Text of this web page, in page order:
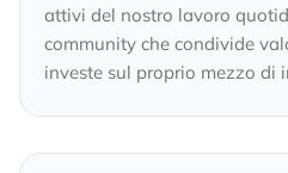
attivi del nostro lavoro
community che condivide
investe sul proprio mezzo di